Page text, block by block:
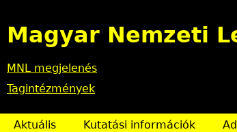
Magyar Nemzeti
MNL megjelenés
Tagintézmények
Aktuális Kutatási információk